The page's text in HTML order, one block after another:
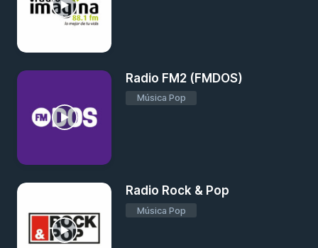
Radio FM2 (FMDOS)
Música Pop
Radio Rock & Pop
Música Pop